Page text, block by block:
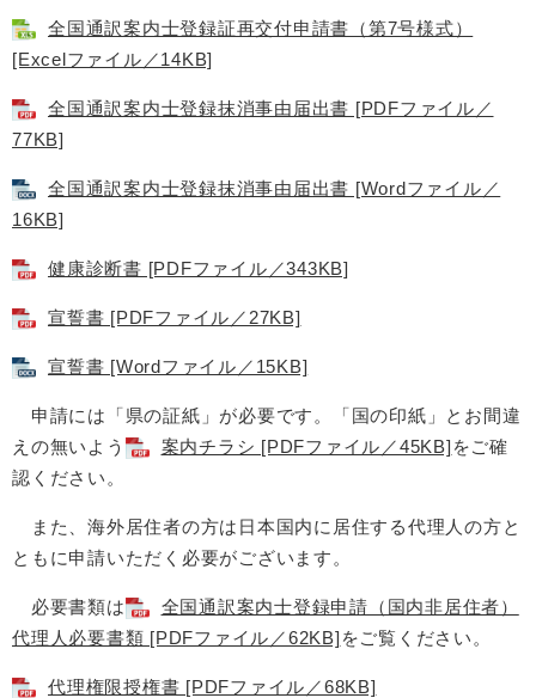
全国通訳案内士登録証再交付申請書（第7号様式）
[Excelファイル／14KB]
全国通訳案内士登録抹消事由届出書 [PDFファイル／
77KB]
全国通訳案内士登録抹消事由届出書 [Wordファイル／
16KB]
健康診断書 [PDFファイル／343KB]
宣誓書 [PDFファイル／27KB]
宣誓書 [Wordファイル／15KB]
申請には「県の証紙」が必要です。「国の印紙」とお間違
えの無いよう
案内チラシ [PDFファイル／45KB] をご確
認ください。
また、海外居住者の方は日本国内に居住する代理人の方と
ともに申請いただく必要がございます。
必要書類は
全国通訳案内士登録申請（国内非居住者）
代理人必要書類 [PDFファイル／62KB] をご覧ください。
代理権限授権書 [PDFファイル／68KB]